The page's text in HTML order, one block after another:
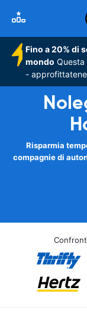
Fino a 20% di
mondo Questa
-
Risparmia
compagnie di